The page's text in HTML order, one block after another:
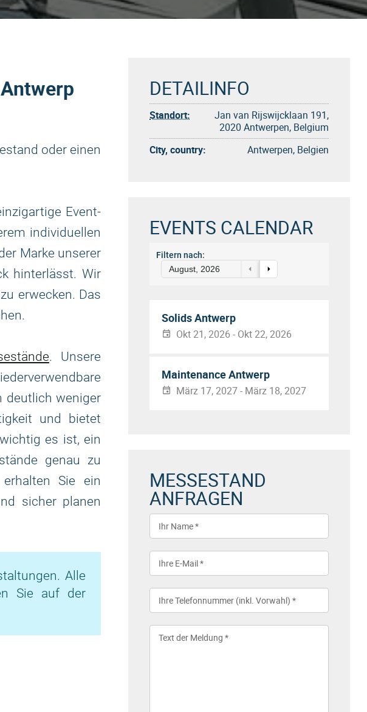
oder einen
Event-
individuellen
Marke unserer
hinterlässt. Wir
erwecken. Das
. Unsere
deutlich weniger
und bietet
es ist, ein
genau zu
Sie ein
sicher planen
Alle
Sie auf der
DETAILINFO
Standort:
Jan van Rijswijcklaan 191,
2020 Antwerpen, Belgium
City, country:
Antwerpen, Belgien
EVENTS CALENDAR
Filtern nach:
August, 2026
Solids Antwerp
Okt 21, 2026 - Okt 22, 2026
Maintenance Antwerp
März 17, 2027 - März 18, 2027
MESSESTAND
ANFRAGEN